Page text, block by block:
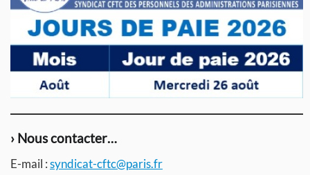
› Nous contacter…
E-mail :syndicat-cftc@paris.fr